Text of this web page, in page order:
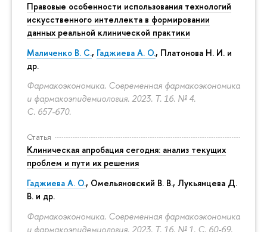
Правовые особенности использования технологий
искусственного интеллекта в формировании
данных реальной клинической практики
Маличенко В. С., Гаджиева А. О., Платонова Н. И. и
др.
Фармакоэкономика. Современная фармакоэкономика
и фармакоэпидемиология. 2023. Т. 16. № 4.
С. 657-670.
Статья
Клиническая апробация сегодня: анализ текущих
проблем и пути их решения
Гаджиева А. О., Омельяновский В. В., Лукьянцева Д.
В. и др.
Фармакоэкономика. Современная фармакоэкономика
и фармакоэпидемиология. 2023. Т. 16. № 1. С. 60-69.